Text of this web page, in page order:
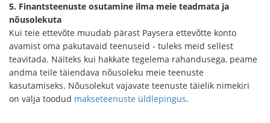
5. Finantsteenuste osutamine ilma meie teadmata ja
nõusolekuta
Kui teie ettevõte muudab pärast Paysera ettevõtte konto
avamist oma pakutavaid teenuseid - tuleks meid sellest
teavitada. Näiteks kui hakkate tegelema rahandusega, peame
andma teile täiendava nõusoleku meie teenuste
kasutamiseks. Nõusolekut vajavate teenuste täielik nimekiri
on välja toodud makseteenuste üldlepingus.